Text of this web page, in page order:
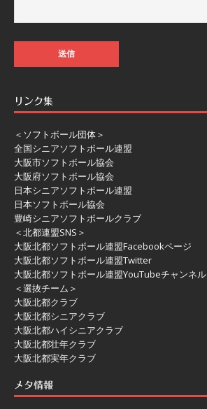
リンク集
＜ソフトボール団体＞
全国シニアソフトボール連盟
大阪市ソフトボール協会
大阪府ソフトボール協会
日本シニアソフトボール連盟
日本ソフトボール協会
豊崎シニアソフトボールクラブ
＜北都連盟SNS＞
大阪北都ソフトボール連盟Facebookページ
大阪北都ソフトボール連盟Twitter
大阪北都ソフトボール連盟YouTubeチャンネル
＜選抜チーム＞
大阪北都クラブ
大阪北都シニアクラブ
大阪北都ハイシニアクラブ
大阪北都壮年クラブ
大阪北都実年クラブ
メタ情報